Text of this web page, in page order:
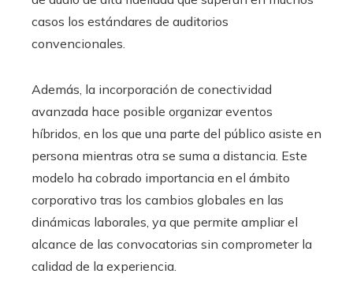
casos los estándares de auditorios
convencionales.
Además, la incorporación de conectividad
avanzada hace posible organizar eventos
híbridos, en los que una parte del público asiste en
persona mientras otra se suma a distancia. Este
modelo ha cobrado importancia en el ámbito
corporativo tras los cambios globales en las
dinámicas laborales, ya que permite ampliar el
alcance de las convocatorias sin comprometer la
calidad de la experiencia.